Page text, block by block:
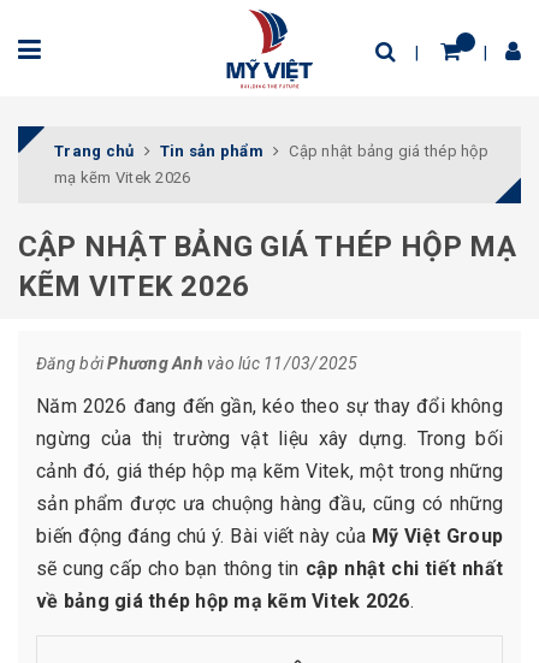
Trang chủ Tin sản phẩm
Cập nhật bảng giá thép hộp
mạ kẽm Vitek 2026
CẬP NHẬT BẢNG GIÁ THÉP HỘP MẠ
KẼM VITEK 2026
Đăng bởiPhương Anh vào lúc 11/03/2025
Năm 2026 đang đến gần, kéo theo sự thay đổi không
ngừng của thị trường vật liệu xây dựng. Trong bối
cảnh đó, giá thép hộp mạ kẽm Vitek, một trong những
sản phẩm được ưa chuộng hàng đầu, cũng có những
biến động đáng chú ý. Bài viết này của Mỹ Việt Group
sẽ cung cấp cho bạn thông tin cập nhật chi tiết nhất
về bảng giá thép hộp mạ kẽm Vitek 2026.